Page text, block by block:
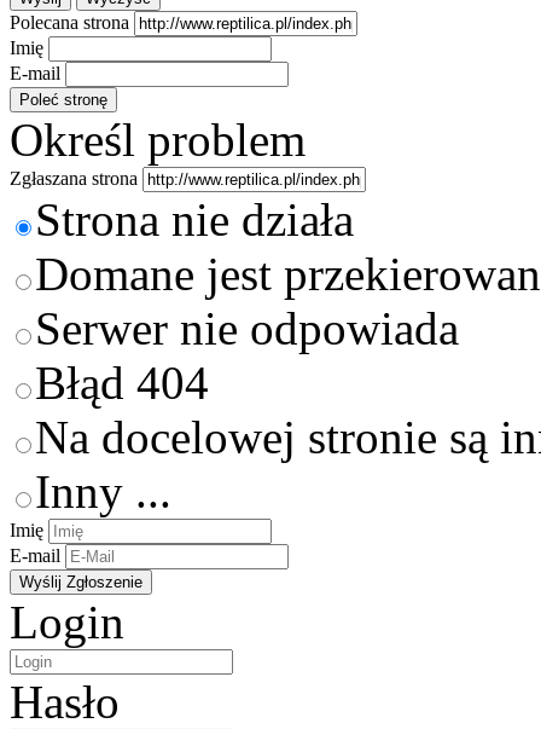
Polecana strona
Imię
E-mail
Określ problem
Zgłaszana strona
Strona nie działa
Domane jest
Serwer nie odpowiada
Błąd 404
Na docelowej stronie są
Inny ...
Imię
E-mail
Login
Hasło